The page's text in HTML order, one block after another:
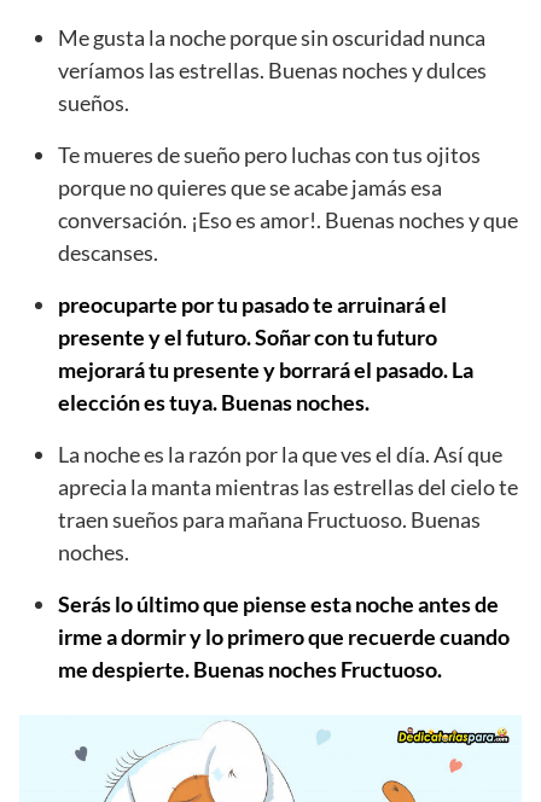
Me gusta la noche porque sin oscuridad nunca
veríamos las estrellas. Buenas noches y dulces
sueños.
Te mueres de sueño pero luchas con tus ojitos
porque no quieres que se acabe jamás esa
conversación. ¡Eso es amor!. Buenas noches y que
descanses.
preocuparte por tu pasado te arruinará el
presente y el futuro. Soñar con tu futuro
mejorará tu presente y borrará el pasado. La
elección es tuya. Buenas noches.
La noche es la razón por la que ves el día. Así que
aprecia la manta mientras las estrellas del cielo te
traen sueños para mañana Fructuoso. Buenas
noches.
Serás lo último que piense esta noche antes de
irme a dormir y lo primero que recuerde cuando
me despierte. Buenas noches Fructuoso.